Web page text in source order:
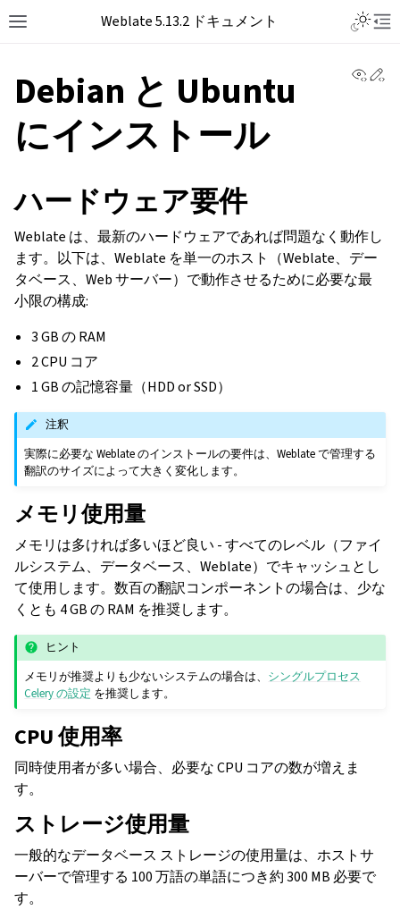
Toggle site navigation sidebar
Weblate 5.13.2 ドキュメント
Debian と Ubuntu
にインストール
ハードウェア要件
Weblate は、最新のハードウェアであれば問題なく動作し
ます。以下は、Weblate を単一のホスト（Weblate、デー
タベース、Web サーバー）で動作させるために必要な最
小限の構成:
3 GB の RAM
2 CPU コア
1 GB の記憶容量（HDD or SSD）
注釈
実際に必要な Weblate のインストールの要件は、Weblate で管理する
翻訳のサイズによって大きく変化します。
メモリ使用量
メモリは多ければ多いほど良い - すべてのレベル（ファイ
ルシステム、データベース、Weblate）でキャッシュとし
て使用します。数百の翻訳コンポーネントの場合は、少な
くとも 4 GB の RAM を推奨します。
ヒント
メモリが推奨よりも少ないシステムの場合は、 シングルプロセス
Celery の設定 を推奨します。
CPU 使用率
同時使用者が多い場合、必要な CPU コアの数が増えま
す。
ストレージ使用量
一般的なデータベース ストレージの使用量は、ホストサ
ーバーで管理する 100 万語の単語につき約 300 MB 必要で
す。